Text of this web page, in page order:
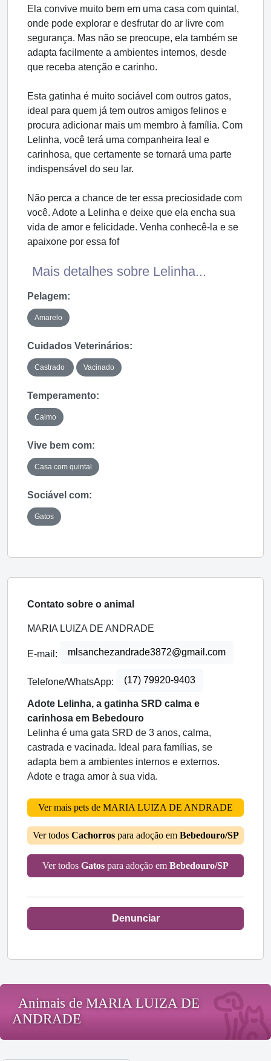
Ela convive muito bem em uma casa com quintal,
onde pode explorar e desfrutar do ar livre com
segurança. Mas não se preocupe, ela também se
adapta facilmente a ambientes internos, desde
que receba atenção e carinho.
Esta gatinha é muito sociável com outros gatos,
ideal para quem já tem outros amigos felinos e
procura adicionar mais um membro à família. Com
Lelinha, você terá uma companheira leal e
carinhosa, que certamente se tornará uma parte
indispensável do seu lar.
Não perca a chance de ter essa preciosidade com
você. Adote a Lelinha e deixe que ela encha sua
vida de amor e felicidade. Venha conhecê-la e se
apaixone por essa fof
Mais detalhes sobre Lelinha...
Pelagem:
Amarelo
Cuidados Veterinários:
Castrado Vacinado
Temperamento:
Calmo
Vive bem com:
Casa com quintal
Sociável com:
Gatos
Contato sobre o animal
MARIA LUIZA DE ANDRADE
E-mail: mlsanchezandrade3872@gmail.com
Telefone/WhatsApp: (17) 79920-9403
Adote Lelinha, a gatinha SRD calma e
carinhosa em Bebedouro
Lelinha é uma gata SRD de 3 anos, calma,
castrada e vacinada. Ideal para famílias, se
adapta bem a ambientes internos e externos.
Adote e traga amor à sua vida.
Ver mais pets de MARIA LUIZA DE ANDRADE
Ver todos Cachorrospara adoção em Bebedouro/SP
Ver todos Gatos para adoção em Bebedouro/SP
Denunciar
Animais de MARIA LUIZA DE
ANDRADE